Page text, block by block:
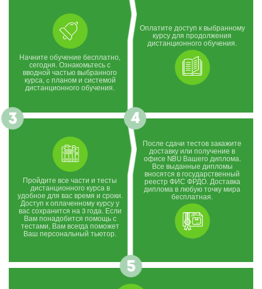
Начните обучение бесплатно,
сегодня. Ознакомьтесь с
вводной частью выбранного
курса, c планом и системой
дистанционного обучения.
Оплатите доступ к выбранному
курсу для продолжения
дистанционного обучения.
Пройдите все части и тесты
дистанционного курса в
удобное для вас время и сроки.
Доступ к оплаченному курсу у
вас сохранится на 3 года. Если
Вам понадобится помощь с
тестами, Вам всегда поможет
Ваш персональный тьютор.
После сдачи тестов закажите
доставку или получение в
офисе NBU Вашего диплома.
Все выданные дипломы
вносятся в государственный
реестр ФИС ФРДО. Доставка
диплома в любую точку мира
бесплатная.